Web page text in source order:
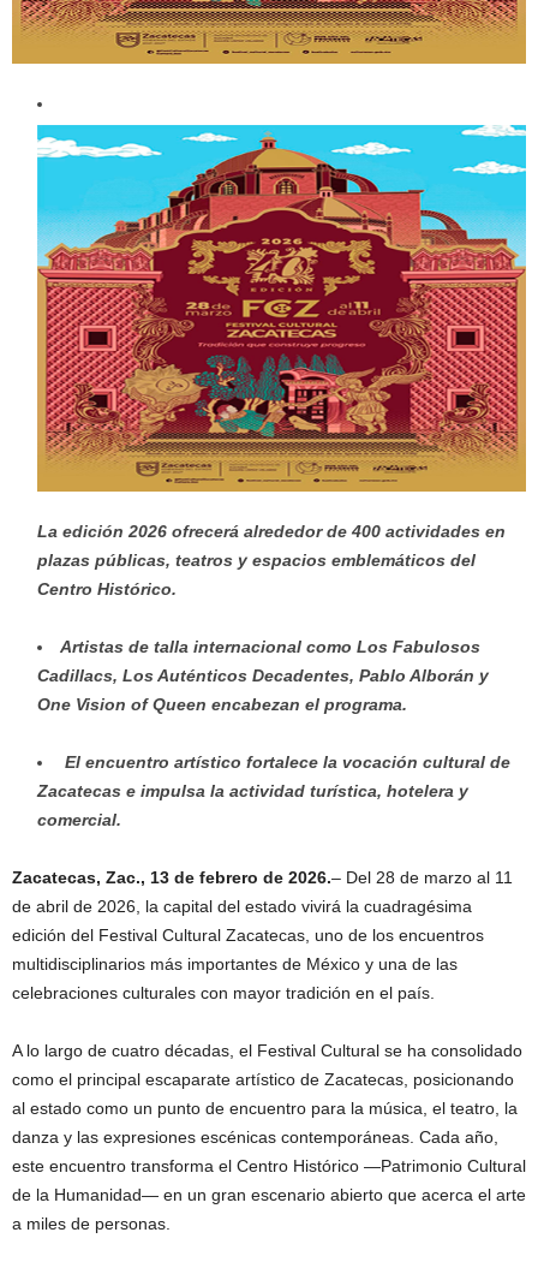
La edición 2026 ofrecerá alrededor de 400 actividades en
plazas públicas, teatros y espacios emblemáticos del
Centro Histórico.
Artistas de talla internacional como Los Fabulosos
Cadillacs, Los Auténticos Decadentes, Pablo Alborán y
One Vision of Queen encabezan el programa.
El encuentro artístico fortalece la vocación cultural de
Zacatecas e impulsa la actividad turística, hotelera y
comercial.
Zacatecas, Zac., 13 de febrero de 2026.– Del 28 de marzo al 11
de abril de 2026, la capital del estado vivirá la cuadragésima
edición del Festival Cultural Zacatecas, uno de los encuentros
multidisciplinarios más importantes de México y una de las
celebraciones culturales con mayor tradición en el país.
A lo largo de cuatro décadas, el Festival Cultural se ha consolidado
como el principal escaparate artístico de Zacatecas, posicionando
al estado como un punto de encuentro para la música, el teatro, la
danza y las expresiones escénicas contemporáneas. Cada año,
este encuentro transforma el Centro Histórico —Patrimonio Cultural
de la Humanidad— en un gran escenario abierto que acerca el arte
a miles de personas.